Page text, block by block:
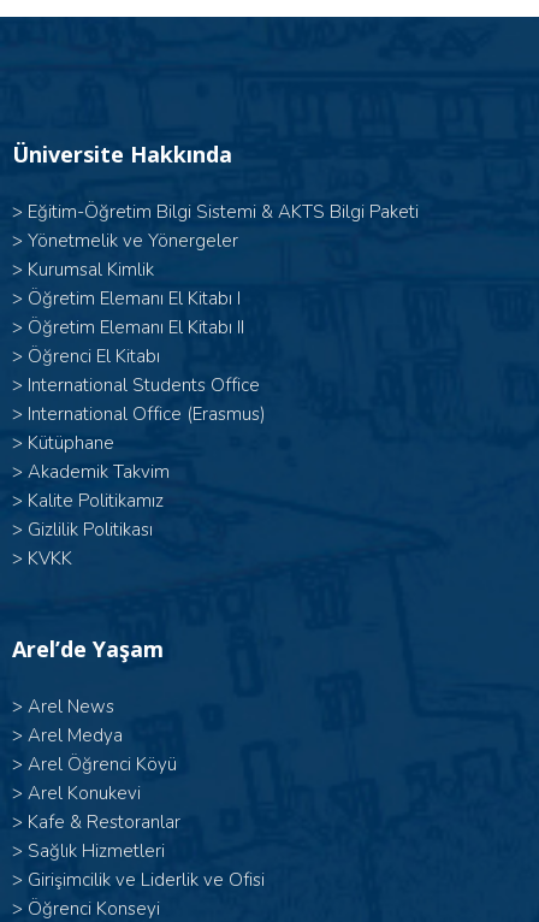
Üniversite Hakkında
> Eğitim-Öğretim Bilgi Sistemi & AKTS Bilgi Paketi
> Yönetmelik ve Yönergeler
> Kurumsal Kimlik
> Öğretim Elemanı El Kitabı I
> Öğretim Elemanı El Kitabı II
> Öğrenci El Kitabı
> International Students Office
> International Office (Erasmus)
> Kütüphane
> Akademik Takvim
> Kalite Politikamız
> Gizlilik Politikası
> KVKK
Arel’de Yaşam
> Arel News
> Arel Medya
> Arel Öğrenci Köyü
> Arel Konukevi
> Kafe & Restoranlar
> Sağlık Hizmetleri
> Girişimcilik ve Liderlik ve Ofisi
> Öğrenci Konseyi